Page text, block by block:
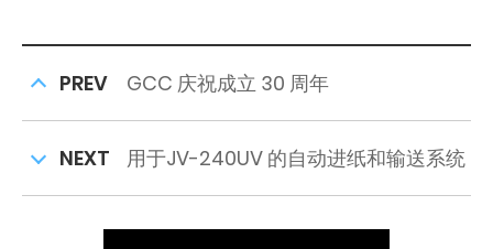
PREV GCC 庆祝成立 30 周年
NEXT 用于JV-240UV 的自动进纸和输送系统